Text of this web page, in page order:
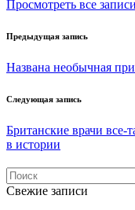
Просмотреть все записи
Навигация
по
Предыдущая запись
Названа необычная
Следующая запись
Британские врачи
в истории
Свежие записи